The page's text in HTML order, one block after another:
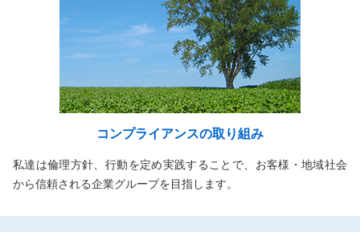
コンプライアンスの取り組み
私達は倫理方針、行動を定め実践することで、お客様・地域社会
から信頼される企業グループを目指します。